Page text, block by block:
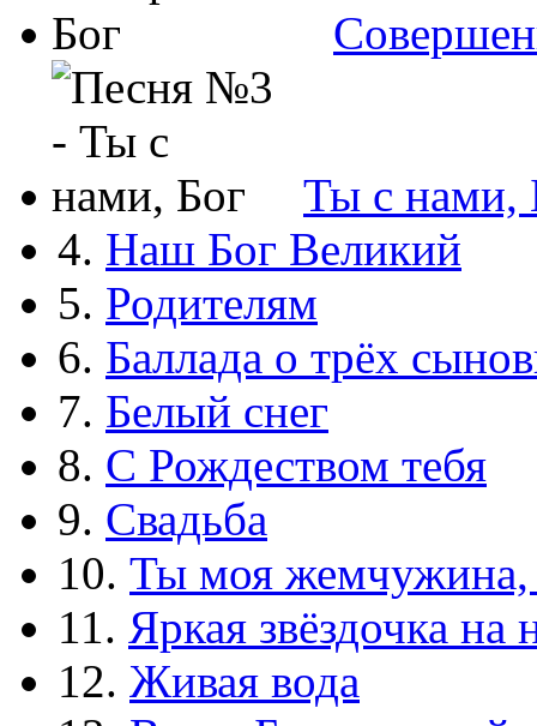
Ты с нами,
4. Наш Бог Великий
5. Родителям
6. Баллада о трёх
7. Белый снег
8. С Рождеством тебя
9. Свадьба
10. Ты моя жемчужина,
11. Яркая звёздочка на
12. Живая вода